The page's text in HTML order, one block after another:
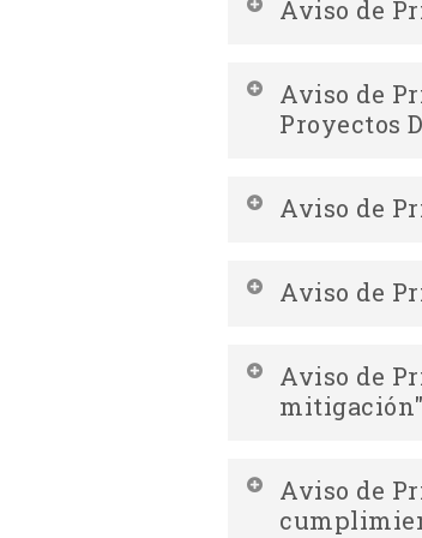
corresponsable
Aviso de
Descripción
Descargar Aviso
Descargar Aviso
Aviso de
Proyectos
Aviso de
Descripción
Descargar Aviso
Aviso de
Descripción
Descargar Aviso
Descargar Aviso
Aviso de
mitigación"
Descripción
Aviso de